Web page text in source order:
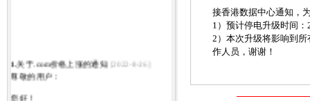
1.关于.com价格上涨的通知 [2022-8-26]
尊敬的用户：
您好！
接香港数据中心通知，
1）预计停电升级时间
2）本次升级将影响到
作人员，谢谢！